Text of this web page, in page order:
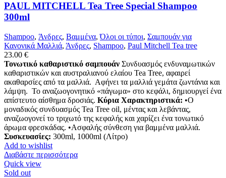
PAUL MITCHELL Tea Tree Special Shampoo
300ml
Shampoo, Άνδρες, Βαμμένα,Όλοι οι τύποι, Σαμπουάν για
Κανονικά Μαλλιά, Άνδρες, Shampoo, Paul Mitchell Tea tree
23.00 €
Τονωτικό καθαριστικό σαμπουάν Συνδυασμός ενδυναμωτικών
καθαριστικών και αυστραλιανού ελαίου Tea Tree, αφαιρεί
ακαθαρσίες από τα μαλλιά. Αφήνει τα μαλλιά γεμάτα ζωντάνια και
λάμψη. Το αναζωογονητικό «πάγωμα» στο κεφάλι, δημιουργεί ένα
απίστευτο αίσθημα δροσιάς. Κύρια Χαρακτηριστικά: •Ο
μοναδικός συνδυασμός Tea Tree oil, μέντας και λεβάντας,
αναζωογονεί το τριχωτό της κεφαλής και χαρίζει ένα τονωτικό
άρωμα φρεσκάδας. •Ασφαλής σύνθεση για βαμμένα μαλλιά.
Συσκευασίες: 300ml, 1000ml (Λίτρο)
Add to wishlist
Διαβάστε περισσότερα
Quick view
Sold out